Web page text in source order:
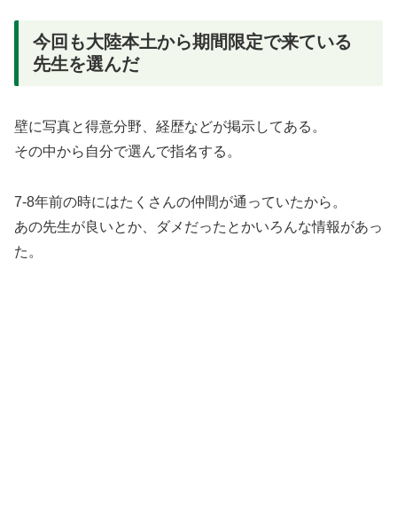
今回も大陸本土から期間限定で来ている
先生を選んだ
壁に写真と得意分野、経歴などが掲示してある。
その中から自分で選んで指名する。
7-8年前の時にはたくさんの仲間が通っていたから。
あの先生が良いとか、ダメだったとかいろんな情報があっ
た。